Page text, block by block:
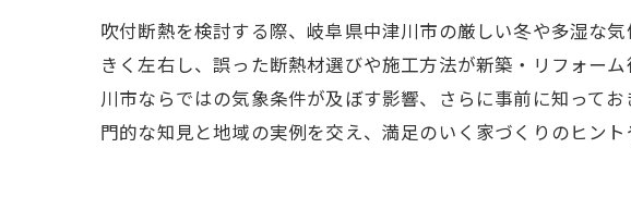
吹付断熱を検討する際、岐阜県中津川市の厳しい冬や多湿な
きく左右し、誤った断熱材選びや施工方法が新築・リフォー
川市ならではの気象条件が及ぼす影響、さらに事前に知って
門的な知見と地域の実例を交え、満足のいく家づくりのヒン